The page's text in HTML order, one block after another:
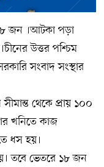
জন ।আটকা পড়া
উত্তর পশ্চিম
সংবাদ সংস্থার
থেকে প্রায় ১০০
খনিতে কাজ
ধস হয়।
তবে ভেতরে ১৮ জন